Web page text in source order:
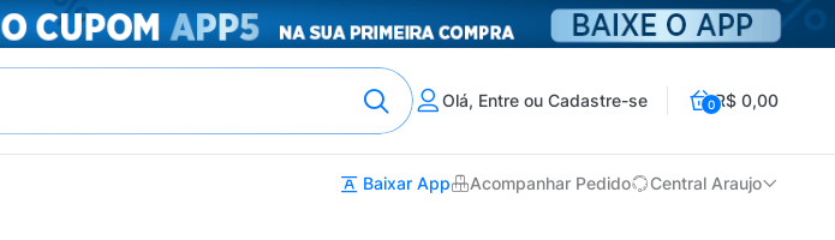
Olá, Entre ou Cadastre-se 0R$ 0,00
Baixar App Acompanhar Pedido Central Araujo